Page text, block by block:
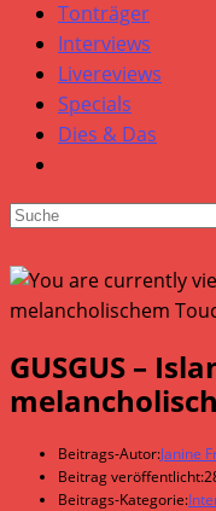
Tonträger
Interviews
Livereviews
Specials
Dies & Das
GUSGUS –
Beitrags-Autor:Janine
Beitrag veröffentlicht:
Beitrags-Kategorie: